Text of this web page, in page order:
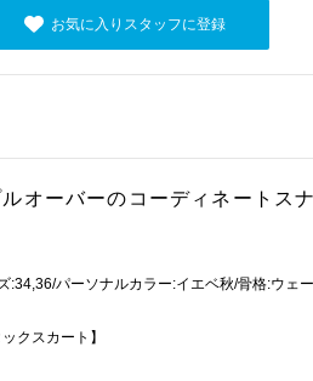
お気に入りスタッフに登録
オーバーのコーディネートス
:34,36/パーソナルカラー:イエベ秋/骨格:ウェ
クスカート】